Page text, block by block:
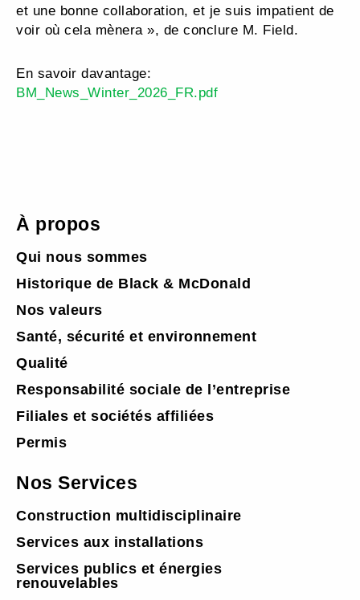
et une bonne collaboration, et je suis impatient de
voir où cela mènera », de conclure M. Field.
En savoir davantage:
BM_News_Winter_2026_FR.pdf
À propos
Qui nous sommes
Historique de Black & McDonald
Nos valeurs
Santé, sécurité et environnement
Qualité
Responsabilité sociale de l’entreprise
Filiales et sociétés affiliées
Permis
Nos Services
Construction multidisciplinaire
Services aux installations
Services publics et énergies
renouvelables